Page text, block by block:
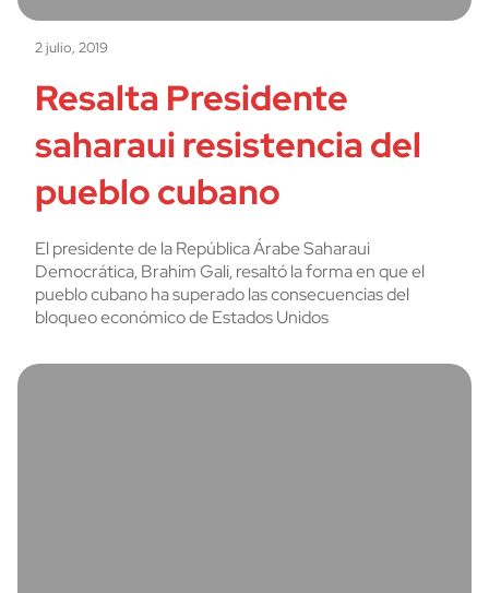
2 julio, 2019
Resalta Presidente
saharaui resistencia del
pueblo cubano
El presidente de la República Árabe Saharaui
Democrática, Brahim Gali, resaltó la forma en que el
pueblo cubano ha superado las consecuencias del
bloqueo económico de Estados Unidos